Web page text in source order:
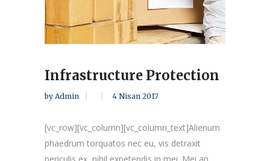
Infrastructure Protection
by Admin 4 Nisan 2017
[vc_row][vc_column][vc_column_text]Alienum
phaedrum torquatos nec eu, vis detraxit